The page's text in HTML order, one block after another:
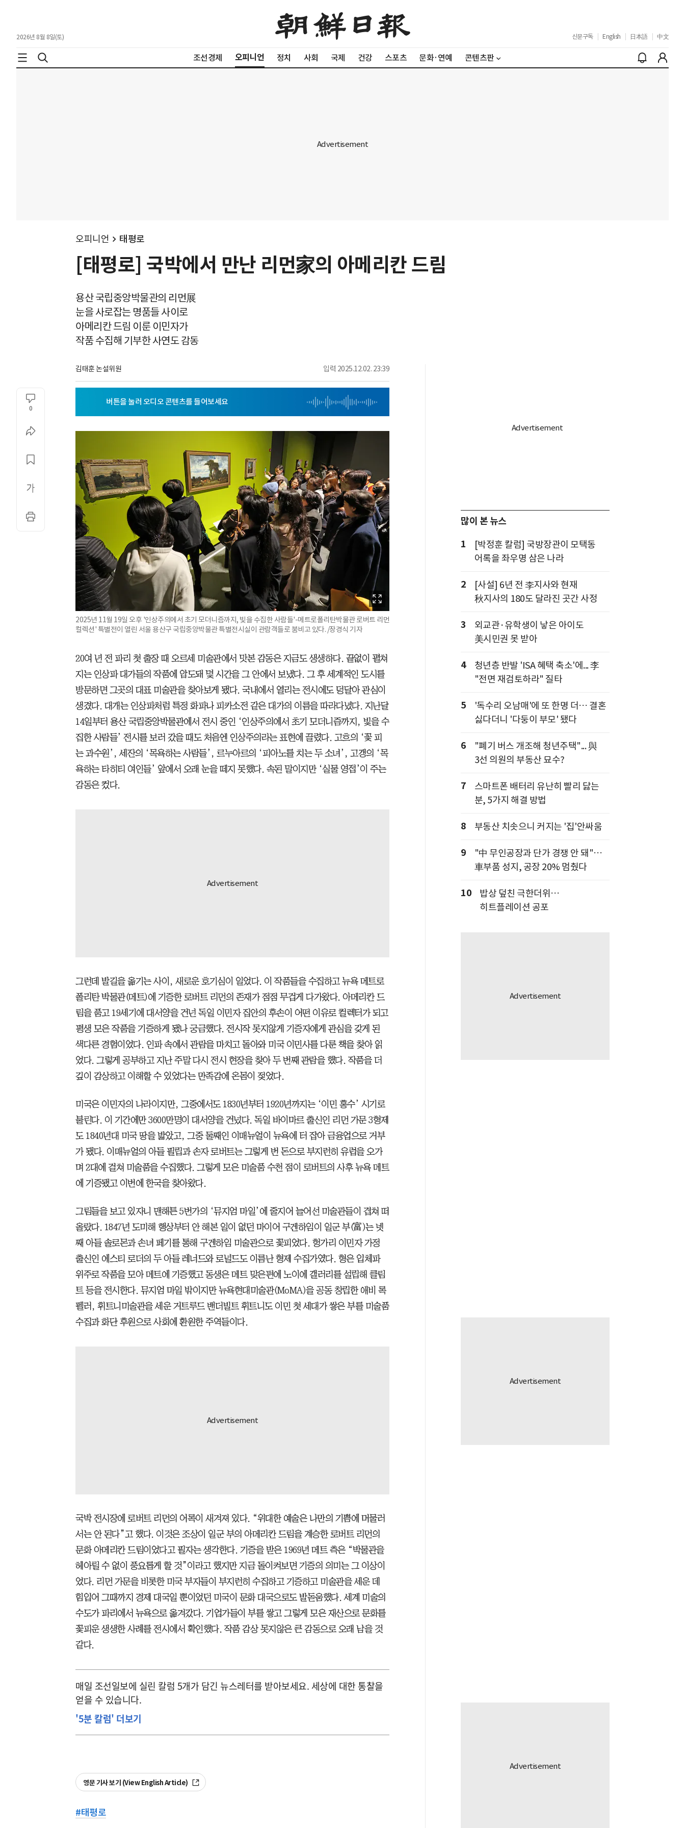
2026년 8월 8일(토) 신문구독 English 日本語 中文
조선경제 오피니언 정치 사회 국제 건강 스포츠 문화·연예 콘텐츠판
오피니언 태평로
[태평로] 국박에서 만난 리먼家의 아메리칸 드림
용산 국립중앙박물관의 리먼展
눈을 사로잡는 명품들 사이로
아메리칸 드림 이룬 이민자가
작품 수집해 기부한 사연도 감동
김태훈 논설위원 입력 2025.12.02. 23:39
0
2025년 11월 19일 오후 '인상주의에서 초기 모더니즘까지, 빛을 수집한 사람들'-메트로폴리탄박물관 로버트 리먼
컬렉션' 특별전이 열린 서울 용산구 국립중앙박물관 특별전시실이 관람객들로 붐비고 있다. /장경식 기자
20여 년 전 파리 첫 출장 때 오르세 미술관에서 맛본 감동은 지금도 생생하다. 끝없이 펼쳐
지는 인상파 대가들의 작품에 압도돼 몇 시간을 그 안에서 보냈다. 그 후 세계적인 도시를
방문하면 그곳의 대표 미술관을 찾아보게 됐다. 국내에서 열리는 전시에도 덩달아 관심이
생겼다. 대개는 인상파처럼 특정 화파나 피카소전 같은 대가의 이름을 따라다녔다. 지난달
14일부터 용산 국립중앙박물관에서 전시 중인 ‘인상주의에서 초기 모더니즘까지, 빛을 수
집한 사람들’ 전시를 보러 갔을 때도 처음엔 인상주의라는 표현에 끌렸다. 고흐의 ‘꽃 피
는 과수원’, 세잔의 ‘목욕하는 사람들’, 르누아르의 ‘피아노를 치는 두 소녀’, 고갱의 ‘목
욕하는 타히티 여인들’ 앞에서 오래 눈을 떼지 못했다. 속된 말이지만 ‘실물 영접’이 주는
감동은 컸다.
그런데 발길을 옮기는 사이, 새로운 호기심이 일었다. 이 작품들을 수집하고 뉴욕 메트로
폴리탄 박물관(메트)에 기증한 로버트 리먼의 존재가 점점 무겁게 다가왔다. 아메리칸 드
림을 품고 19세기에 대서양을 건넌 독일 이민자 집안의 후손이 어떤 이유로 컬렉터가 되고
평생 모은 작품을 기증하게 됐나 궁금했다. 전시작 못지않게 기증자에게 관심을 갖게 된
색다른 경험이었다. 인파 속에서 관람을 마치고 돌아와 미국 이민사를 다룬 책을 찾아 읽
었다. 그렇게 공부하고 지난 주말 다시 전시 현장을 찾아 두 번째 관람을 했다. 작품을 더
깊이 감상하고 이해할 수 있었다는 만족감에 온몸이 젖었다.
미국은 이민자의 나라이지만, 그중에서도 1830년부터 1920년까지는 ‘이민 홍수’ 시기로
불린다. 이 기간에만 3600만명이 대서양을 건넜다. 독일 바이마르 출신인 리먼 가문 3형제
도 1840년대 미국 땅을 밟았고, 그중 둘째인 이매뉴얼이 뉴욕에 터 잡아 금융업으로 거부
가 됐다. 이매뉴얼의 아들 필립과 손자 로버트는 그렇게 번 돈으로 부지런히 유럽을 오가
며 2대에 걸쳐 미술품을 수집했다. 그렇게 모은 미술품 수천 점이 로버트의 사후 뉴욕 메트
에 기증됐고 이번에 한국을 찾아왔다.
그림들을 보고 있자니 맨해튼 5번가의 ‘뮤지엄 마일’에 줄지어 늘어선 미술관들이 겹쳐 떠
올랐다. 1847년 도미해 행상부터 안 해본 일이 없던 마이어 구겐하임이 일군 부(富)는 넷
째 아들 솔로몬과 손녀 페기를 통해 구겐하임 미술관으로 꽃피었다. 헝가리 이민자 가정
출신인 에스티 로더의 두 아들 레너드와 로널드도 이름난 형제 수집가였다. 형은 입체파
위주로 작품을 모아 메트에 기증했고 동생은 메트 맞은편에 노이에 갤러리를 설립해 클림
트 등을 전시한다. 뮤지엄 마일 밖이지만 뉴욕현대미술관(MoMA)을 공동 창립한 애비 록
펠러, 휘트니미술관을 세운 거트루드 밴더빌트 휘트니도 이민 첫 세대가 쌓은 부를 미술품
수집과 화단 후원으로 사회에 환원한 주역들이다.
국박 전시장에 로버트 리먼의 어록이 새겨져 있다. “위대한 예술은 나만의 기쁨에 머물러
서는 안 된다”고 했다. 이것은 조상이 일군 부의 아메리칸 드림을 계승한 로버트 리먼의
문화 아메리칸 드림이었다고 필자는 생각한다. 기증을 받은 1969년 메트 측은 “박물관을
헤아릴 수 없이 풍요롭게 할 것”이라고 했지만 지금 돌이켜보면 기증의 의미는 그 이상이
었다. 리먼 가문을 비롯한 미국 부자들이 부지런히 수집하고 기증하고 미술관을 세운 데
힘입어 그때까지 경제 대국일 뿐이었던 미국이 문화 대국으로도 발돋움했다. 세계 미술의
수도가 파리에서 뉴욕으로 옮겨갔다. 기업가들이 부를 쌓고 그렇게 모은 재산으로 문화를
꽃피운 생생한 사례를 전시에서 확인했다. 작품 감상 못지않은 큰 감동으로 오래 남을 것
같다.
매일 조선일보에 실린 칼럼 5개가 담긴 뉴스레터를 받아보세요. 세상에 대한 통찰을
얻을 수 있습니다.
'5분 칼럼' 더보기
영문 기사 보기 (View English Article)
#태평로
많이 본 뉴스
1
[박정훈 칼럼] 국방장관이 모택동
어록을 좌우명 삼은 나라
2
[사설] 6년 전 李지사와 현재
秋지사의 180도 달라진 곳간 사정
3
외교관·유학생이 낳은 아이도
美시민권 못 받아
4
청년층 반발 'ISA 혜택 축소'에... 李
"전면 재검토하라" 질타
5
'독수리 오남매'에 또 한명 더… 결혼
싫다더니 '다둥이 부모' 됐다
6
"폐기 버스 개조해 청년주택"... 與
3선 의원의 부동산 묘수?
7
스마트폰 배터리 유난히 빨리 닳는
분, 5가지 해결 방법
8 부동산 치솟으니 커지는 '집'안싸움
9
"中 무인공장과 단가 경쟁 안 돼"…
車부품 성지, 공장 20% 멈췄다
10
밥상 덮친 극한더위…
히트플레이션 공포